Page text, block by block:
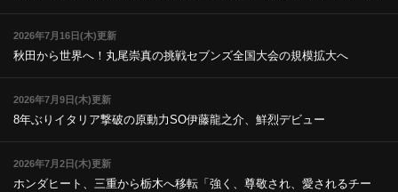
2026年7月16日(木)更新
秋田から世界へ！丸尾崇真の挑戦セブンズ全国大会の規模拡大へ
2026年7月9日(木)更新
8年ぶりイタリア撃破の原動力SO伊藤龍之介、鮮烈デビュー
2026年7月2日(木)更新
ホンダヒート、三重から栃木へ移転「強く、尊敬され、愛されるチー